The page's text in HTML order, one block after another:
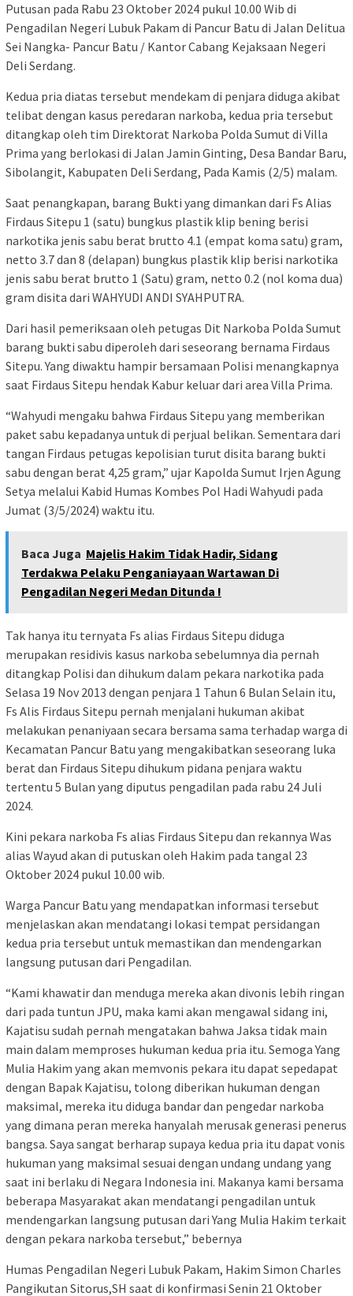
Putusan pada Rabu 23 Oktober 2024 pukul 10.00 Wib di
Pengadilan Negeri Lubuk Pakam di Pancur Batu di Jalan Delitua
Sei Nangka- Pancur Batu / Kantor Cabang Kejaksaan Negeri
Deli Serdang.
Kedua pria diatas tersebut mendekam di penjara diduga akibat
telibat dengan kasus peredaran narkoba, kedua pria tersebut
ditangkap oleh tim Direktorat Narkoba Polda Sumut di Villa
Prima yang berlokasi di Jalan Jamin Ginting, Desa Bandar Baru,
Sibolangit, Kabupaten Deli Serdang, Pada Kamis (2/5) malam.
Saat penangkapan, barang Bukti yang dimankan dari Fs Alias
Firdaus Sitepu 1 (satu) bungkus plastik klip bening berisi
narkotika jenis sabu berat brutto 4.1 (empat koma satu) gram,
netto 3.7 dan 8 (delapan) bungkus plastik klip berisi narkotika
jenis sabu berat brutto 1 (Satu) gram, netto 0.2 (nol koma dua)
gram disita dari WAHYUDI ANDI SYAHPUTRA.
Dari hasil pemeriksaan oleh petugas Dit Narkoba Polda Sumut
barang bukti sabu diperoleh dari seseorang bernama Firdaus
Sitepu. Yang diwaktu hampir bersamaan Polisi menangkapnya
saat Firdaus Sitepu hendak Kabur keluar dari area Villa Prima.
“Wahyudi mengaku bahwa Firdaus Sitepu yang memberikan
paket sabu kepadanya untuk di perjual belikan. Sementara dari
tangan Firdaus petugas kepolisian turut disita barang bukti
sabu dengan berat 4,25 gram,” ujar Kapolda Sumut Irjen Agung
Setya melalui Kabid Humas Kombes Pol Hadi Wahyudi pada
Jumat (3/5/2024) waktu itu.
Baca Juga Majelis Hakim Tidak Hadir, Sidang
Terdakwa Pelaku Penganiayaan Wartawan Di
Pengadilan Negeri Medan Ditunda !
Tak hanya itu ternyata Fs alias Firdaus Sitepu diduga
merupakan residivis kasus narkoba sebelumnya dia pernah
ditangkap Polisi dan dihukum dalam pekara narkotika pada
Selasa 19 Nov 2013 dengan penjara 1 Tahun 6 Bulan Selain itu,
Fs Alis Firdaus Sitepu pernah menjalani hukuman akibat
melakukan penaniyaan secara bersama sama terhadap warga di
Kecamatan Pancur Batu yang mengakibatkan seseorang luka
berat dan Firdaus Sitepu dihukum pidana penjara waktu
tertentu 5 Bulan yang diputus pengadilan pada rabu 24 Juli
2024.
Kini pekara narkoba Fs alias Firdaus Sitepu dan rekannya Was
alias Wayud akan di putuskan oleh Hakim pada tangal 23
Oktober 2024 pukul 10.00 wib.
Warga Pancur Batu yang mendapatkan informasi tersebut
menjelaskan akan mendatangi lokasi tempat persidangan
kedua pria tersebut untuk memastikan dan mendengarkan
langsung putusan dari Pengadilan.
“Kami khawatir dan menduga mereka akan divonis lebih ringan
dari pada tuntun JPU, maka kami akan mengawal sidang ini,
Kajatisu sudah pernah mengatakan bahwa Jaksa tidak main
main dalam memproses hukuman kedua pria itu. Semoga Yang
Mulia Hakim yang akan memvonis pekara itu dapat sepedapat
dengan Bapak Kajatisu, tolong diberikan hukuman dengan
maksimal, mereka itu diduga bandar dan pengedar narkoba
yang dimana peran mereka hanyalah merusak generasi penerus
bangsa. Saya sangat berharap supaya kedua pria itu dapat vonis
hukuman yang maksimal sesuai dengan undang undang yang
saat ini berlaku di Negara Indonesia ini. Makanya kami bersama
beberapa Masyarakat akan mendatangi pengadilan untuk
mendengarkan langsung putusan dari Yang Mulia Hakim terkait
dengan pekara narkoba tersebut,” bebernya
Humas Pengadilan Negeri Lubuk Pakam, Hakim Simon Charles
Pangikutan Sitorus,SH saat di konfirmasi Senin 21 Oktober